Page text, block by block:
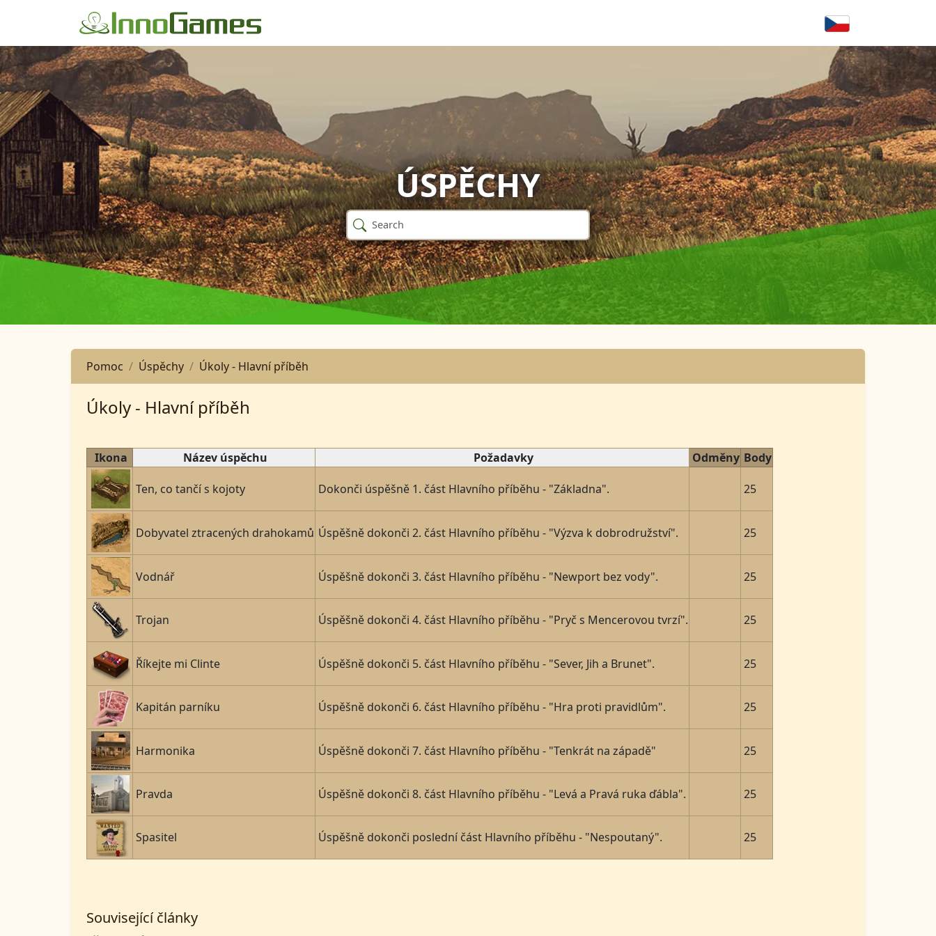
ÚSPĚCHY
Pomoc Úspěchy Úkoly - Hlavní příběh
Úkoly - Hlavní příběh
Ikona Název úspěchu Požadavky Odměny Body
Ten, co tančí s kojoty Dokonči úspěšně 1. část Hlavního příběhu - "Základna". 25
Dobyvatel ztracených drahokamů Úspěšně dokonči 2. část Hlavního příběhu - "Výzva k dobrodružství". 25
Vodnář Úspěšně dokonči 3. část Hlavního příběhu - "Newport bez vody". 25
Trojan Úspěšně dokonči 4. část Hlavního příběhu - "Pryč s Mencerovou tvrzí". 25
Říkejte mi Clinte Úspěšně dokonči 5. část Hlavního příběhu - "Sever, Jih a Brunet". 25
Kapitán parníku Úspěšně dokonči 6. část Hlavního příběhu - "Hra proti pravidlům". 25
Harmonika Úspěšně dokonči 7. část Hlavního příběhu - "Tenkrát na západě" 25
Pravda Úspěšně dokonči 8. část Hlavního příběhu - "Levá a Pravá ruka ďábla". 25
Spasitel Úspěšně dokonči poslední část Hlavního příběhu - "Nespoutaný". 25
Související články